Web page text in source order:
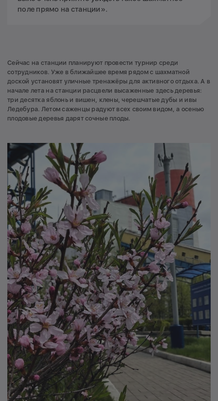
поле прямо на станции».
Сейчас на станции планируют провести турнир среди
сотрудников. Уже в ближайшее время рядом с шахматной
доской установят уличные тренажёры для активного отдыха. А в
начале лета на станции расцвели высаженные здесь деревья:
три десятка яблонь и вишен, клены, черешчатые дубы и ивы
Ледебура. Летом саженцы радуют всех своим видом, а осенью
плодовые деревья дарят сочные плоды.